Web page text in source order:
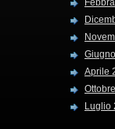
Aprile
Luglio